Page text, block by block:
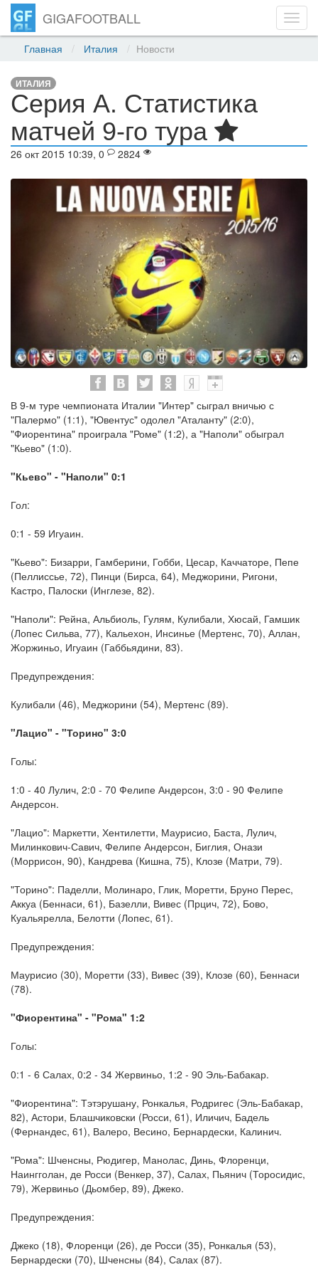
GIGAFOOTBALL
Главная Италия Новости
ИТАЛИЯ
Серия А. Статистика
матчей 9-го тура
26 окт 2015 10:39, 0 2824
В 9-м туре чемпионата Италии "Интер" сыграл вничью с
"Палермо" (1:1), "Ювентус" одолел "Аталанту" (2:0),
"Фиорентина" проиграла "Роме" (1:2), а "Наполи" обыграл
"Кьево" (1:0).
"Кьево" - "Наполи" 0:1
Гол:
0:1 - 59 Игуаин.
"Кьево": Бизарри, Гамберини, Гобби, Цесар, Каччаторе, Пепе
(Пеллиссье, 72), Пинци (Бирса, 64), Меджорини, Ригони,
Кастро, Палоски (Инглезе, 82).
"Наполи": Рейна, Альбиоль, Гулям, Кулибали, Хюсай, Гамшик
(Лопес Сильва, 77), Кальехон, Инсинье (Мертенс, 70), Аллан,
Жоржиньо, Игуаин (Габбьядини, 83).
Предупреждения:
Кулибали (46), Меджорини (54), Мертенс (89).
"Лацио" - "Торино" 3:0
Голы:
1:0 - 40 Лулич, 2:0 - 70 Фелипе Андерсон, 3:0 - 90 Фелипе
Андерсон.
"Лацио": Маркетти, Хентилетти, Маурисио, Баста, Лулич,
Милинкович-Савич, Фелипе Андерсон, Биглия, Онази
(Моррисон, 90), Кандрева (Кишна, 75), Клозе (Матри, 79).
"Торино": Паделли, Молинаро, Глик, Моретти, Бруно Перес,
Аккуа (Беннаси, 61), Базелли, Вивес (Прцич, 72), Бово,
Куальярелла, Белотти (Лопес, 61).
Предупреждения:
Маурисио (30), Моретти (33), Вивес (39), Клозе (60), Беннаси
(78).
"Фиорентина" - "Рома" 1:2
Голы:
0:1 - 6 Салах, 0:2 - 34 Жервиньо, 1:2 - 90 Эль-Бабакар.
"Фиорентина": Тэтэрушану, Ронкалья, Родригес (Эль-Бабакар,
82), Астори, Блашчиковски (Росси, 61), Иличич, Бадель
(Фернандес, 61), Валеро, Весино, Бернардески, Калинич.
"Рома": Шченсны, Рюдигер, Манолас, Динь, Флоренци,
Наингголан, де Росси (Венкер, 37), Салах, Пьянич (Торосидис,
79), Жервиньо (Дьомбер, 89), Джеко.
Предупреждения:
Джеко (18), Флоренци (26), де Росси (35), Ронкалья (53),
Бернардески (70), Шченсны (84), Салах (87).